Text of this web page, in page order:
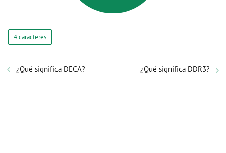
4 caracteres
¿Qué significa DECA? ¿Qué significa DDR3?